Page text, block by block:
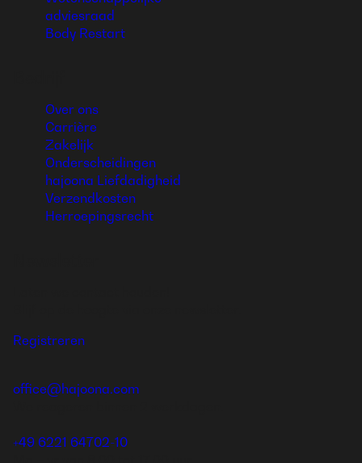
adviesraad
Body Restart
Over ons
Carrière
Zakelijk
Onderscheidingen
hajoona Liefdadigheid
Verzendkosten
Herroepingsrecht
Registreren
office@hajoona.com
+49 6221 64702-10